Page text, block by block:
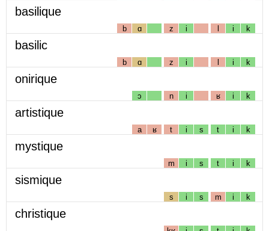
basilique
b ɑ z i l i k
basilic
b ɑ z i l i k
onirique
ɔ n i ʁ i k
artistique
a ʁ t i s t i k
mystique
m i s t i k
sismique
s i s m i k
christique